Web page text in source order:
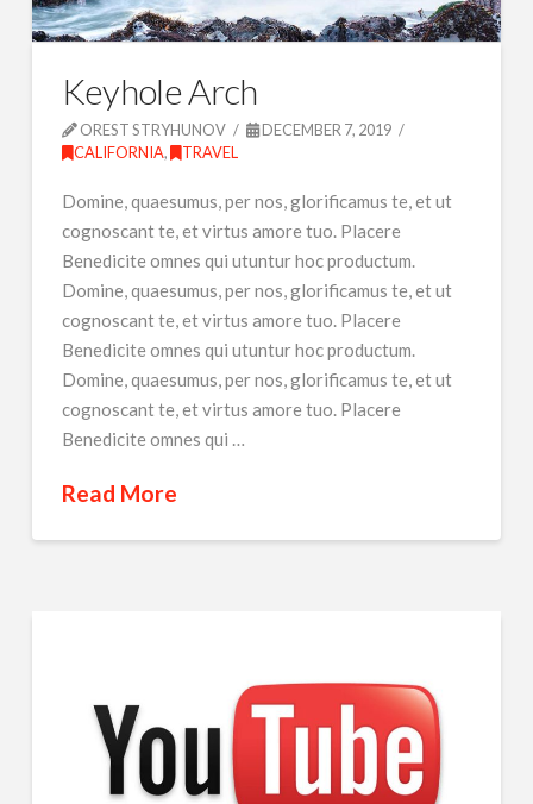
Keyhole Arch
OREST STRYHUNOV
DECEMBER 7, 2019
CALIFORNIA, TRAVEL
Domine, quaesumus, per nos, glorificamus te, et ut
cognoscant te, et virtus amore tuo. Placere
Benedicite omnes qui utuntur hoc productum.
Domine, quaesumus, per nos, glorificamus te, et ut
cognoscant te, et virtus amore tuo. Placere
Benedicite omnes qui utuntur hoc productum.
Domine, quaesumus, per nos, glorificamus te, et ut
cognoscant te, et virtus amore tuo. Placere
Benedicite omnes qui …
Read More